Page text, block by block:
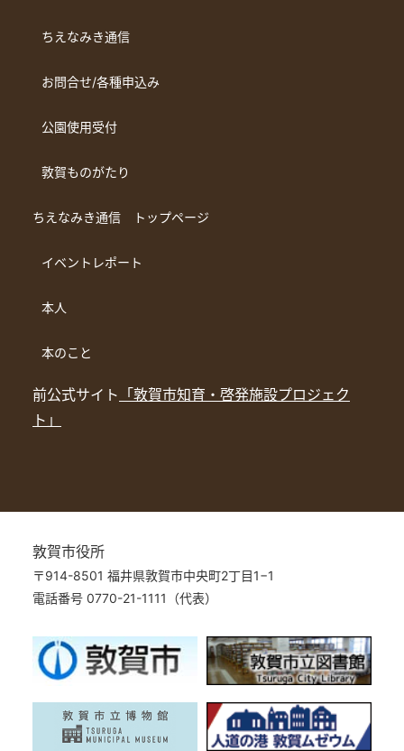
ちえなみき通信
お問合せ/各種申込み
公園使用受付
敦賀ものがたり
ちえなみき通信 トップページ
イベントレポート
本人
本のこと
前公式サイト 「敦賀市知育・啓発施設プロジェク
ト」
敦賀市役所
〒914-8501 福井県敦賀市中央町2丁目1−1
電話番号 0770-21-1111（代表）